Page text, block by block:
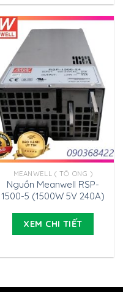
MEANWELL ( TỔ ONG )
Nguồn Meanwell RSP-
1500-5 (1500W 5V 240A)
XEM CHI TIẾT